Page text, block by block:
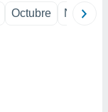
Octubre